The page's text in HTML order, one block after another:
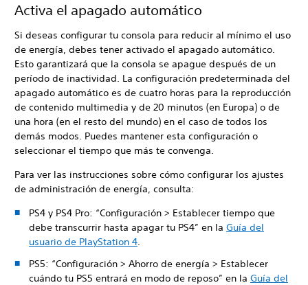
Activa el apagado automático
Si deseas configurar tu consola para reducir al mínimo el uso
de energía, debes tener activado el apagado automático.
Esto garantizará que la consola se apague después de un
período de inactividad. La configuración predeterminada del
apagado automático es de cuatro horas para la reproducción
de contenido multimedia y de 20 minutos (en Europa) o de
una hora (en el resto del mundo) en el caso de todos los
demás modos. Puedes mantener esta configuración o
seleccionar el tiempo que más te convenga.
Para ver las instrucciones sobre cómo configurar los ajustes
de administración de energía, consulta:
PS4 y PS4 Pro: “Configuración > Establecer tiempo que
debe transcurrir hasta apagar tu PS4” en la Guía del
usuario de PlayStation 4.
PS5: “Configuración > Ahorro de energía > Establecer
cuándo tu PS5 entrará en modo de reposo” en la Guía del